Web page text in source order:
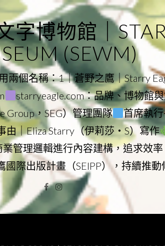
字博物館｜
(SEWM)
兩個名稱：1｜蒼野之鷹｜Starry
starryeagle.com：品牌、博物館
Group，SEG）管理團隊 首席執
由｜Eliza Starry（伊莉莎・S）寫作
業管理邏輯進行內容建構，追求效
際出版計畫（SEIPP），持續推
Facebook
Instagram